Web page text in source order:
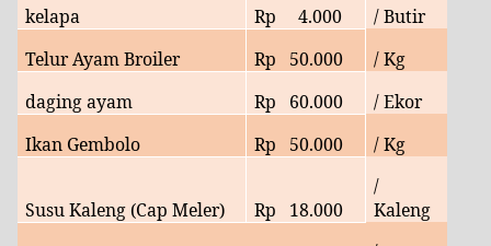
kelapa
Rp 4.000
/ Butir
Telur Ayam Broiler
Rp 50.000
/ Kg
daging ayam
Rp 60.000
/ Ekor
Ikan Gembolo
Rp 50.000 / Kg
Susu Kaleng (Cap Meler) Rp 18.000
/
Kaleng